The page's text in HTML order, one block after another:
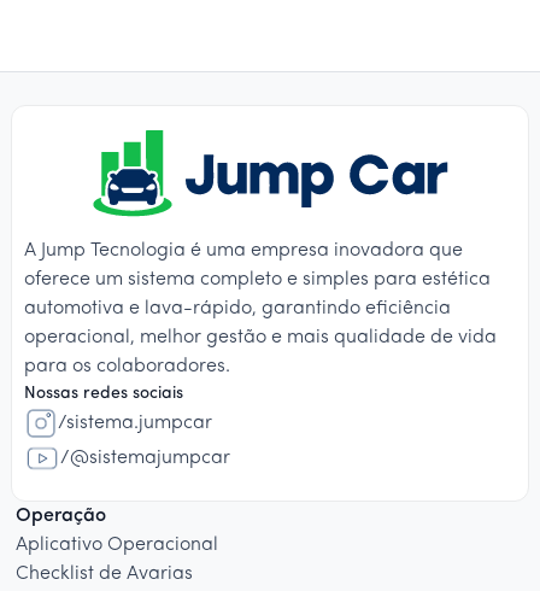
A Jump Tecnologia é uma empresa inovadora que
oferece um sistema completo e simples para estética
automotiva e lava-rápido, garantindo eficiência
operacional, melhor gestão e mais qualidade de vida
para os colaboradores.
Nossas redes sociais
/sistema.jumpcar
/@sistemajumpcar
Operação
Aplicativo Operacional
Checklist de Avarias